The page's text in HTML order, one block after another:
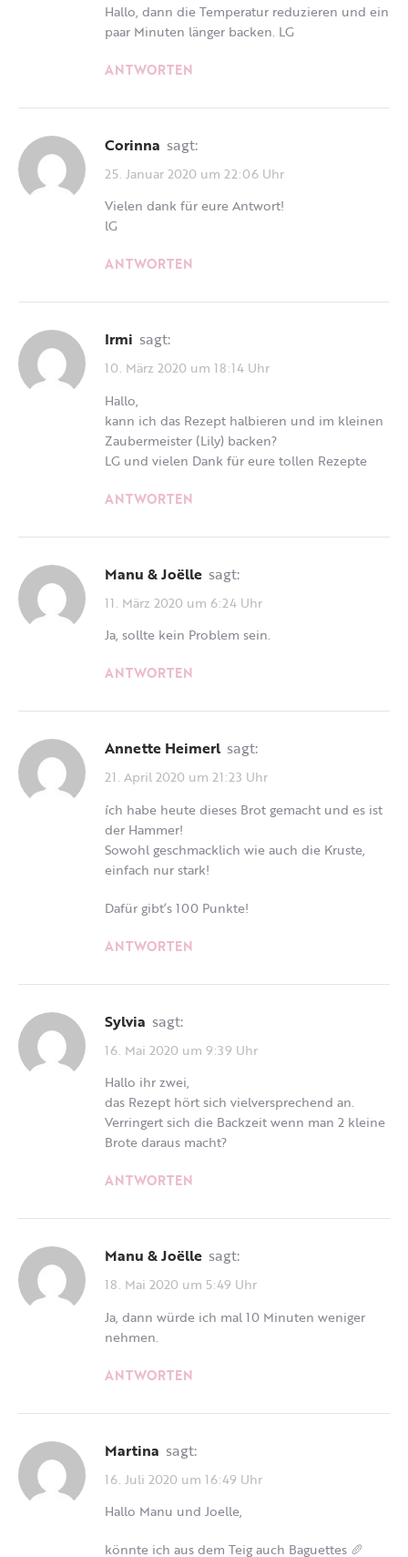
Hallo, dann die Temperatur reduzieren und ein
paar Minuten länger backen. LG
ANTWORTEN
Corinna sagt:
25. Januar 2020 um 22:06 Uhr
Vielen dank für eure Antwort!
lG
ANTWORTEN
Irmi sagt:
10. März 2020 um 18:14 Uhr
Hallo,
kann ich das Rezept halbieren und im kleinen
Zaubermeister (Lily) backen?
LG und vielen Dank für eure tollen Rezepte
ANTWORTEN
Manu & Joëlle sagt:
11. März 2020 um 6:24 Uhr
Ja, sollte kein Problem sein.
ANTWORTEN
Annette Heimerl sagt:
21. April 2020 um 21:23 Uhr
ích habe heute dieses Brot gemacht und es ist
der Hammer!
Sowohl geschmacklich wie auch die Kruste,
einfach nur stark!
Dafür gibt’s 100 Punkte!
ANTWORTEN
Sylvia sagt:
16. Mai 2020 um 9:39 Uhr
Hallo ihr zwei,
das Rezept hört sich vielversprechend an.
Verringert sich die Backzeit wenn man 2 kleine
Brote daraus macht?
ANTWORTEN
Manu & Joëlle sagt:
18. Mai 2020 um 5:49 Uhr
Ja, dann würde ich mal 10 Minuten weniger
nehmen.
ANTWORTEN
Martina sagt:
16. Juli 2020 um 16:49 Uhr
Hallo Manu und Joelle,
könnte ich aus dem Teig auch Baguettes 🥖